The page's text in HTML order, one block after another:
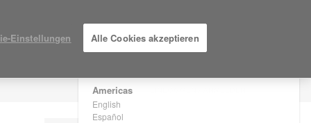
Are you in United States?
Americas
English
Español
Einstellungen Alle Cookies akzeptieren